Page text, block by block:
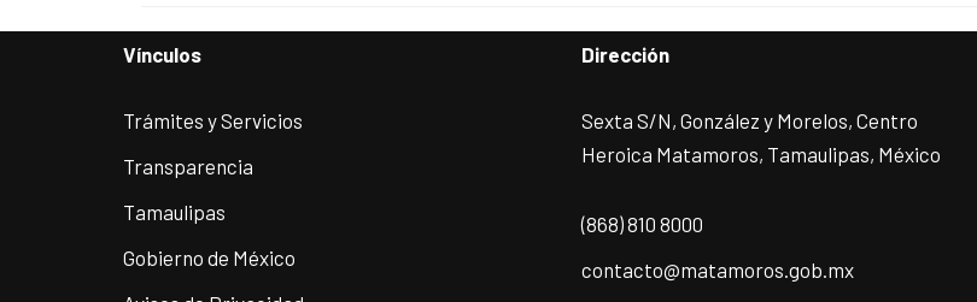
Vínculos
Trámites y Servicios
Transparencia
Tamaulipas
Gobierno de México
Dirección
Sexta S/N, González y Morelos, Centro
Heroica Matamoros, Tamaulipas, México
(868) 810 8000
contacto@matamoros.gob.mx